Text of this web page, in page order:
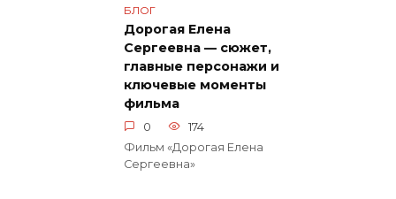
БЛОГ
Дорогая Елена
Сергеевна — сюжет,
главные персонажи и
ключевые моменты
фильма
0
174
Фильм «Дорогая Елена
Сергеевна»